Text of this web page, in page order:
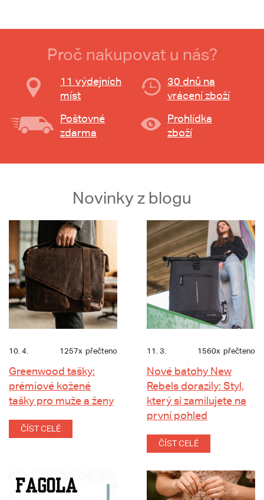
Proč nakupovat u nás?
11 výdejních
míst
30 dnů na
vrácení zboží
Poštovné
zdarma
Prohlídka
zboží
Novinky z blogu
10. 4. 1257x přečteno
Greenwood tašky:
prémiové kožené
tašky pro muže a ženy
ČÍST CELÉ
11. 3. 1560x přečteno
Nové batohy New
Rebels dorazily: Styl,
který si zamilujete na
první pohled
ČÍST CELÉ